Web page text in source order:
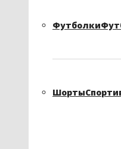
Футболки
Шорты